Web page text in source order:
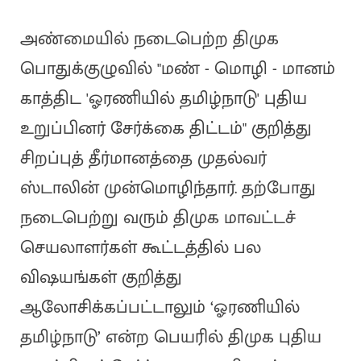
அண்மையில் நடைபெற்ற திமுக
பொதுக்குழுவில் "மண் - மொழி - மானம்
காத்திட 'ஓரணியில் தமிழ்நாடு' புதிய
உறுப்பினர் சேர்க்கை திட்டம்" குறித்து
சிறப்புத் தீர்மானத்தை முதல்வர்
ஸ்டாலின் முன்மொழிந்தார். தற்போது
நடைபெற்று வரும் திமுக மாவட்டச்
செயலாளர்கள் கூட்டத்தில் பல
விஷயங்கள் குறித்து
ஆலோசிக்கப்பட்டாலும் ‘ஓரணியில்
தமிழ்நாடு’ என்ற பெயரில் திமுக புதிய